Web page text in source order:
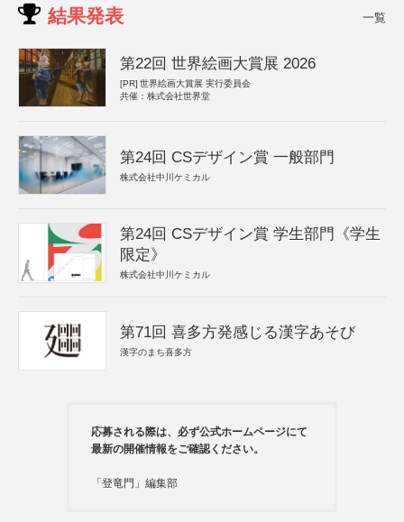
結果発表 一覧
第22回 世界絵画大賞展 2026
[PR] 世界絵画大賞展 実行委員会
共催：株式会社世界堂
第24回 CSデザイン賞 一般部門
株式会社中川ケミカル
第24回 CSデザイン賞 学生部門《学生
限定》
株式会社中川ケミカル
第71回 喜多方発感じる漢字あそび
漢字のまち喜多方
応募される際は、必ず公式ホームページにて
最新の開催情報をご確認ください。
「登竜門」編集部